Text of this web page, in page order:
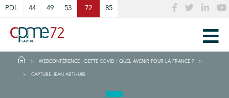
PDL 44 49 53 72 85
WEBCONFÉRENCE : DETTE COVID : QUEL AVENIR POUR LA FRANCE ?
CAPTURE JEAN ARTHUIIS
Cookies management panel